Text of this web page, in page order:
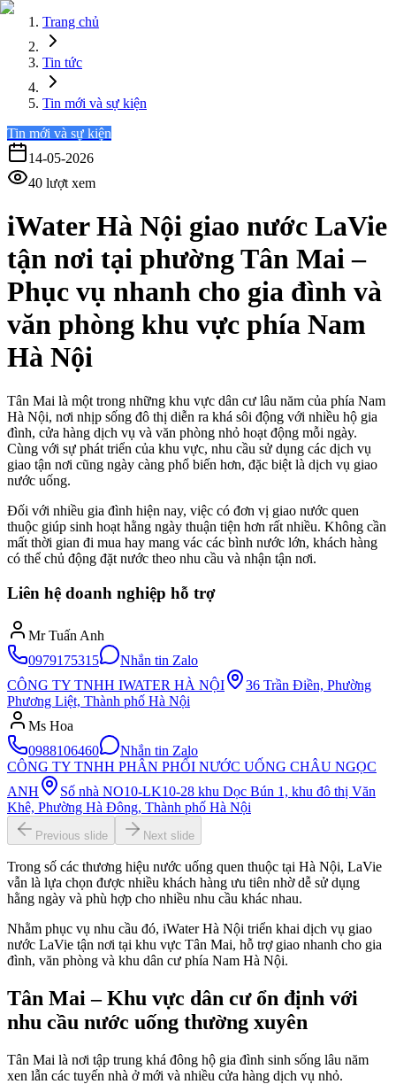
Trang chủ
Tin tức
Tin mới và sự kiện
Tin mới và sự kiện
14-05-2026
40 lượt xem
iWater Hà Nội giao nước LaVie
tận nơi tại phường Tân Mai –
Phục vụ nhanh cho gia đình và
văn phòng khu vực phía Nam
Hà Nội
Tân Mai là một trong những khu vực dân cư lâu năm của phía Nam
Hà Nội, nơi nhịp sống đô thị diễn ra khá sôi động với nhiều hộ gia
đình, cửa hàng dịch vụ và văn phòng nhỏ hoạt động mỗi ngày.
Cùng với sự phát triển của khu vực, nhu cầu sử dụng các dịch vụ
giao tận nơi cũng ngày càng phổ biến hơn, đặc biệt là dịch vụ giao
nước uống.
Đối với nhiều gia đình hiện nay, việc có đơn vị giao nước quen
thuộc giúp sinh hoạt hằng ngày thuận tiện hơn rất nhiều. Không cần
mất thời gian đi mua hay mang vác các bình nước lớn, khách hàng
có thể chủ động đặt nước theo nhu cầu và nhận tận nơi.
Liên hệ doanh nghiệp hỗ trợ
Mr Tuấn Anh
0979175315
Nhắn tin Zalo
CÔNG TY TNHH IWATER HÀ NỘI
36 Trần Điền, Phường
Phương Liệt, Thành phố Hà Nội
Ms Hoa
0988106460
Nhắn tin Zalo
CÔNG TY TNHH PHÂN PHỐI NƯỚC UỐNG CHÂU NGỌC
ANH
Số nhà NO10-LK10-28 khu Dọc Bún 1, khu đô thị Văn
Khê, Phường Hà Đông, Thành phố Hà Nội
Previous slide Next slide
Trong số các thương hiệu nước uống quen thuộc tại Hà Nội, LaVie
vẫn là lựa chọn được nhiều khách hàng ưu tiên nhờ dễ sử dụng
hằng ngày và phù hợp cho nhiều nhu cầu khác nhau.
Nhằm phục vụ nhu cầu đó, iWater Hà Nội triển khai dịch vụ giao
nước LaVie tận nơi tại khu vực Tân Mai, hỗ trợ giao nhanh cho gia
đình, văn phòng và khu dân cư phía Nam Hà Nội.
Tân Mai – Khu vực dân cư ổn định với
nhu cầu nước uống thường xuyên
Tân Mai là nơi tập trung khá đông hộ gia đình sinh sống lâu năm
xen lẫn các tuyến nhà ở mới và nhiều cửa hàng dịch vụ nhỏ.